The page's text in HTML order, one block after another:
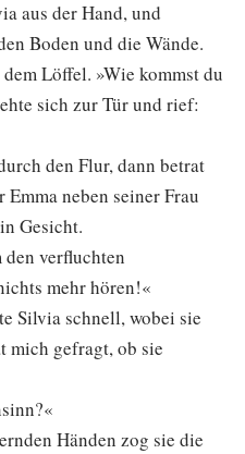
aus der Hand, und
Boden und die Wände.
Löffel. »Wie kommst du
sich zur Tür und rief:
den Flur, dann betrat
neben seiner Frau
Gesicht.
den verfluchten
mehr hören!«
Silvia schnell, wobei sie
mich gefragt, ob sie
Händen zog sie die